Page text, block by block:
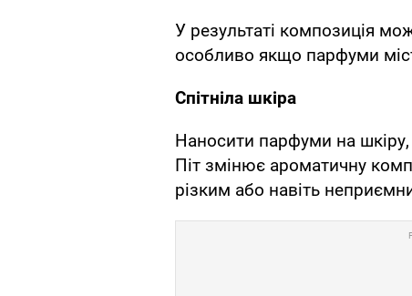
У результаті композиція
особливо якщо парфуми
Спітніла шкіра
Наносити парфуми на
Піт змінює ароматичну
різким або навіть